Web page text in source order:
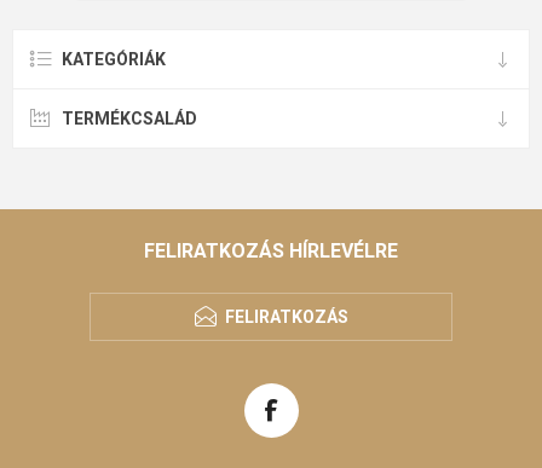
KATEGÓRIÁK
TERMÉKCSALÁD
FELIRATKOZÁS HÍRLEVÉLRE
FELIRATKOZÁS